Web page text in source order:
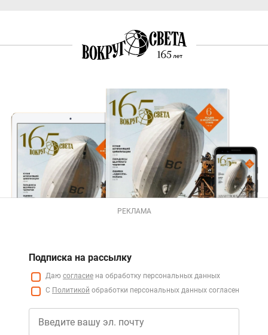
РЕКЛАМА
Подписка на рассылку
Даю согласие на обработку персональных данных
С Политикой обработки персональных данных согласен